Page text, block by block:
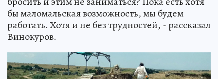
бы маломальская возможность, мы будем
работать. Хотя и не без трудностей, - рассказал
Винокуров.